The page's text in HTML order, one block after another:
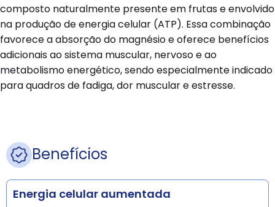
composto naturalmente presente em frutas e envolvido
na produção de energia celular (ATP). Essa combinação
favorece a absorção do magnésio e oferece benefícios
adicionais ao sistema muscular, nervoso e ao
metabolismo energético, sendo especialmente indicado
para quadros de fadiga, dor muscular e estresse.
Benefícios
Energia celular aumentada